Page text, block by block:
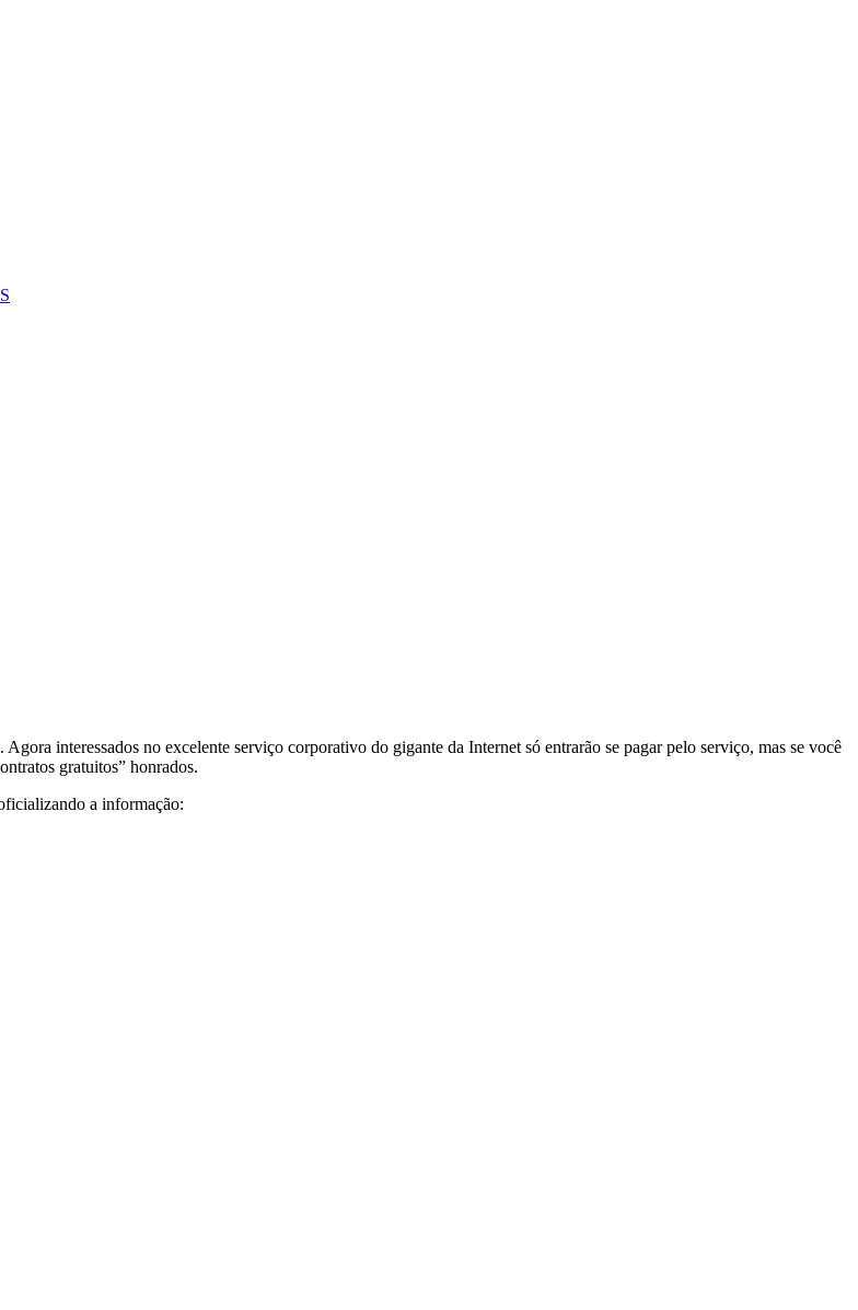
interessados no excelente serviço corporativo do gigante da Internet só entrarão se pagar pelo serviço, mas se você
gratuitos” honrados.
a informação: